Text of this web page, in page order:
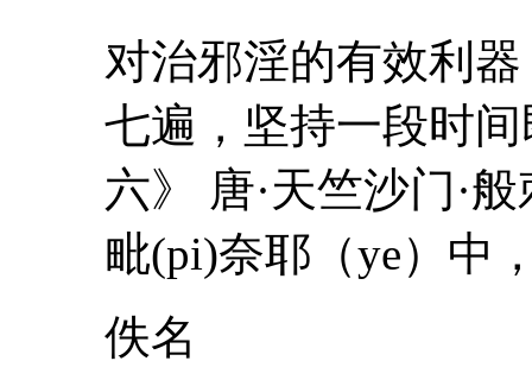
对治邪淫的有效利
七遍，坚持一段时
六》 唐·天竺沙门·
毗(pi)奈耶（ye）中
佚名